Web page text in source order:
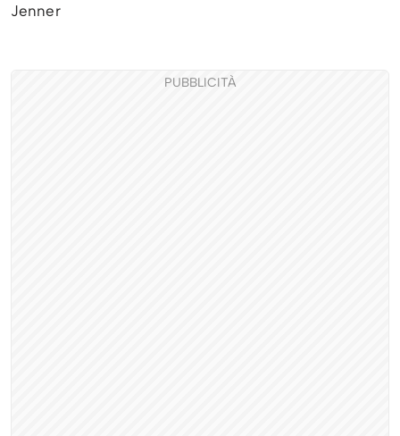
Jenner
PUBBLICITÀ